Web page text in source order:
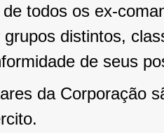
todos os ex-
distintos,
de seus
da Corporação